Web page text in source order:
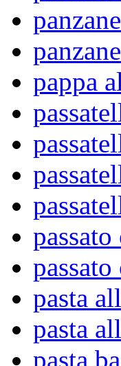
pappa
pasta
pasta
pasta